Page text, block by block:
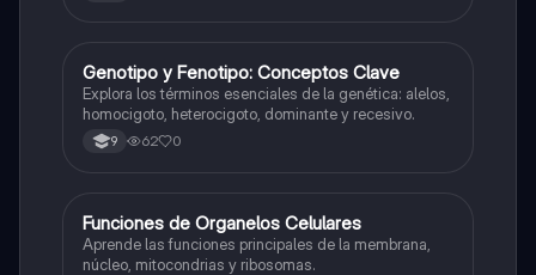
GBiologia
Genotipo y Fenotipo: Conceptos Clave
Explora los términos esenciales de la genética: alelos,
homocigoto, heterocigoto, dominante y recesivo.
9 62 0
FBiologia
Funciones de Organelos Celulares
Aprende las funciones principales de la membrana,
núcleo, mitocondrias y ribosomas.